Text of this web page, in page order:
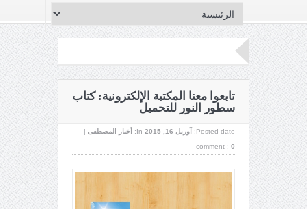
تابعوا معنا المكتبة الإلكترونية: كتاب
سطور النور للتحميل
Posted date: آوریل 16, 2015 In: أخبار المصطفى |
comment : 0